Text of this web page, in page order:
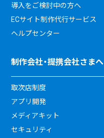
導入をご検討中の方へ
ECサイト制作代行サービス
ヘルプセンター
制作会社・提携会社さまへ
取次店制度
アプリ開発
メディアキット
セキュリティ